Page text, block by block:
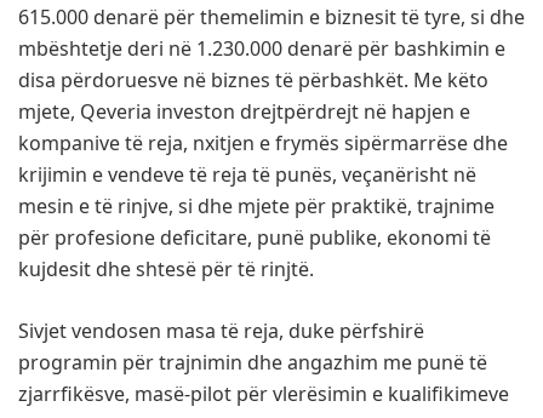
615.000 denarë për themelimin e biznesit të tyre, si dhe
mbështetje deri në 1.230.000 denarë për bashkimin e
disa përdoruesve në biznes të përbashkët. Me këto
mjete, Qeveria investon drejtpërdrejt në hapjen e
kompanive të reja, nxitjen e frymës sipërmarrëse dhe
krijimin e vendeve të reja të punës, veçanërisht në
mesin e të rinjve, si dhe mjete për praktikë, trajnime
për profesione deficitare, punë publike, ekonomi të
kujdesit dhe shtesë për të rinjtë.
Sivjet vendosen masa të reja, duke përfshirë
programin për trajnimin dhe angazhim me punë të
zjarrfikësve, masë-pilot për vlerësimin e kualifikimeve